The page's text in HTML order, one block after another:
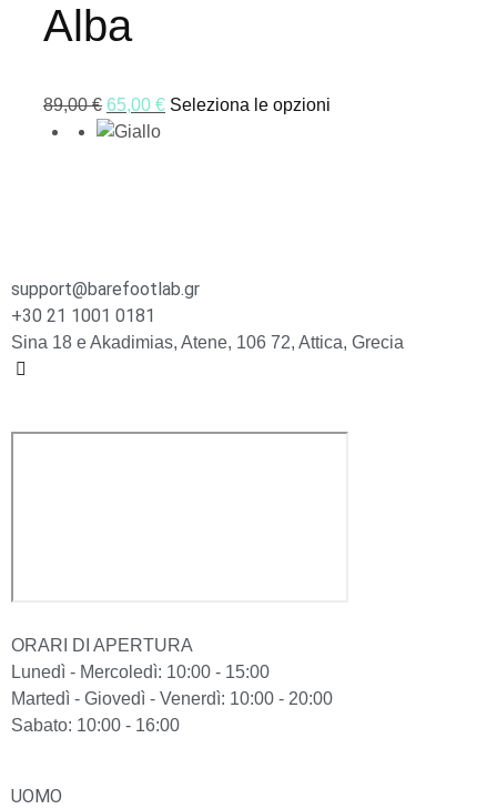
Alba
89,00€ 65,00 € Seleziona le opzioni
support@barefootlab.gr
+30 21 1001 0181
Sina 18 e Akadimias, Atene, 106 72, Attica, Grecia
ORARI DI APERTURA
Lunedì - Mercoledì: 10:00 - 15:00
Martedì - Giovedì - Venerdì: 10:00 - 20:00
Sabato: 10:00 - 16:00
UOMO